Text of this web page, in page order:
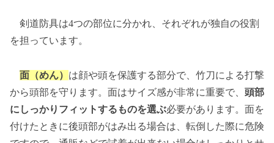
剣道防具は4つの部位に分かれ、それぞれが独自の役割
を担っています。
面（めん） は顔や頭を保護する部分で、竹刀による打撃
から頭部を守ります。面はサイズ感が非常に重要で、 頭部
にしっかりフィットするものを選ぶ必要があります。面を
付けたときに後頭部がはみ出る場合は、転倒した際に危険